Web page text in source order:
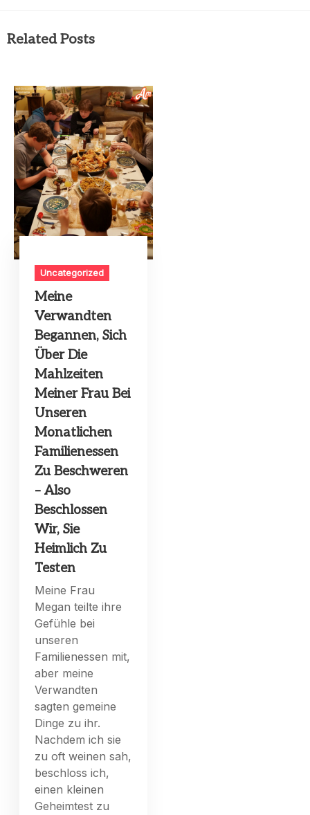
Related Posts
Uncategorized
Meine
Verwandten
Begannen, Sich
Über Die
Mahlzeiten
Meiner Frau Bei
Unseren
Monatlichen
Familienessen
Zu Beschweren
– Also
Beschlossen
Wir, Sie
Heimlich Zu
Testen
Meine Frau
Megan teilte ihre
Gefühle bei
unseren
Familienessen mit,
aber meine
Verwandten
sagten gemeine
Dinge zu ihr.
Nachdem ich sie
zu oft weinen sah,
beschloss ich,
einen kleinen
Geheimtest zu